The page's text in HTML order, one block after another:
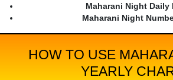
Maharani Night Daily
Maharani Night
HOW TO USE
YEARLY